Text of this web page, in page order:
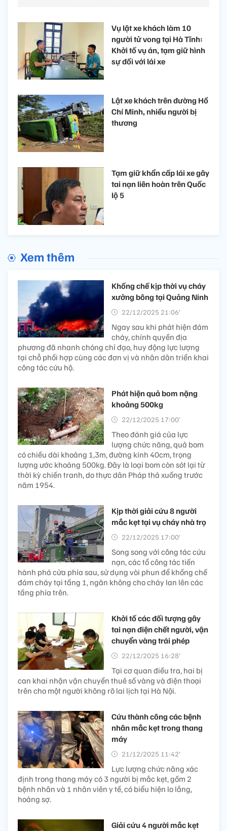
Vụ lật xe khách làm 10
người tử vong tại Hà Tĩnh:
Khởi tố vụ án, tạm giữ hình
sự đối với lái xe
Lật xe khách trên đường Hồ
Chí Minh, nhiều người bị
thương
Tạm giữ khẩn cấp lái xe gây
tai nạn liên hoàn trên Quốc
lộ 5
Xem thêm
Khống chế kịp thời vụ cháy
xưởng bông tại Quảng Ninh
22/12/2025 21:06’
Ngay sau khi phát hiện đám
cháy, chính quyền địa
phương đã nhanh chóng chỉ đạo, huy động lực lượng
tại chỗ phối hợp cùng các đơn vị và nhân dân triển khai
công tác cứu hộ.
Phát hiện quả bom nặng
khoảng 500kg
22/12/2025 17:00’
Theo đánh giá của lực
lượng chức năng, quả bom
có chiều dài khoảng 1,3m, đường kính 40cm, trọng
lượng ước khoảng 500kg. Đây là loại bom còn sót lại từ
thời kỳ chiến tranh, do thực dân Pháp thả xuống trước
năm 1954.
Kịp thời giải cứu 8 người
mắc kẹt tại vụ cháy nhà trọ
22/12/2025 17:00’
Song song với công tác cứu
nạn, các tổ công tác tiến
hành phá cửa phía sau, sử dụng vòi phun để khống chế
đám cháy tại tầng 1, ngăn không cho cháy lan lên các
tầng phía trên.
Khởi tố các đối tượng gây
tai nạn điện chết người, vận
chuyển vàng trái phép
22/12/2025 16:28’
Tại cơ quan điều tra, hai bị
can khai nhận vận chuyển thuê số vàng và điện thoại
trên cho một người không rõ lai lịch tại Hà Nội.
Cứu thành công các bệnh
nhân mắc kẹt trong thang
máy
21/12/2025 11:42’
Lực lượng chức năng xác
định trong thang máy có 3 người bị mắc kẹt, gồm 2
bệnh nhân và 1 nhân viên y tế, có biểu hiện lo lắng,
hoảng sợ.
Giải cứu 4 người mắc kẹt